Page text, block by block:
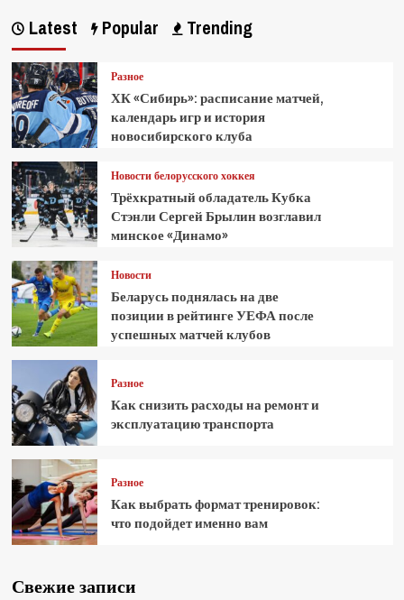
Latest Popular Trending
Разное
ХК «Сибирь»: расписание матчей,
календарь игр и история
новосибирского клуба
Новости белорусского хоккея
Трёхкратный обладатель Кубка
Стэнли Сергей Брылин возглавил
минское «Динамо»
Новости
Беларусь поднялась на две
позиции в рейтинге УЕФА после
успешных матчей клубов
Разное
Как снизить расходы на ремонт и
эксплуатацию транспорта
Разное
Как выбрать формат тренировок:
что подойдет именно вам
Свежие записи